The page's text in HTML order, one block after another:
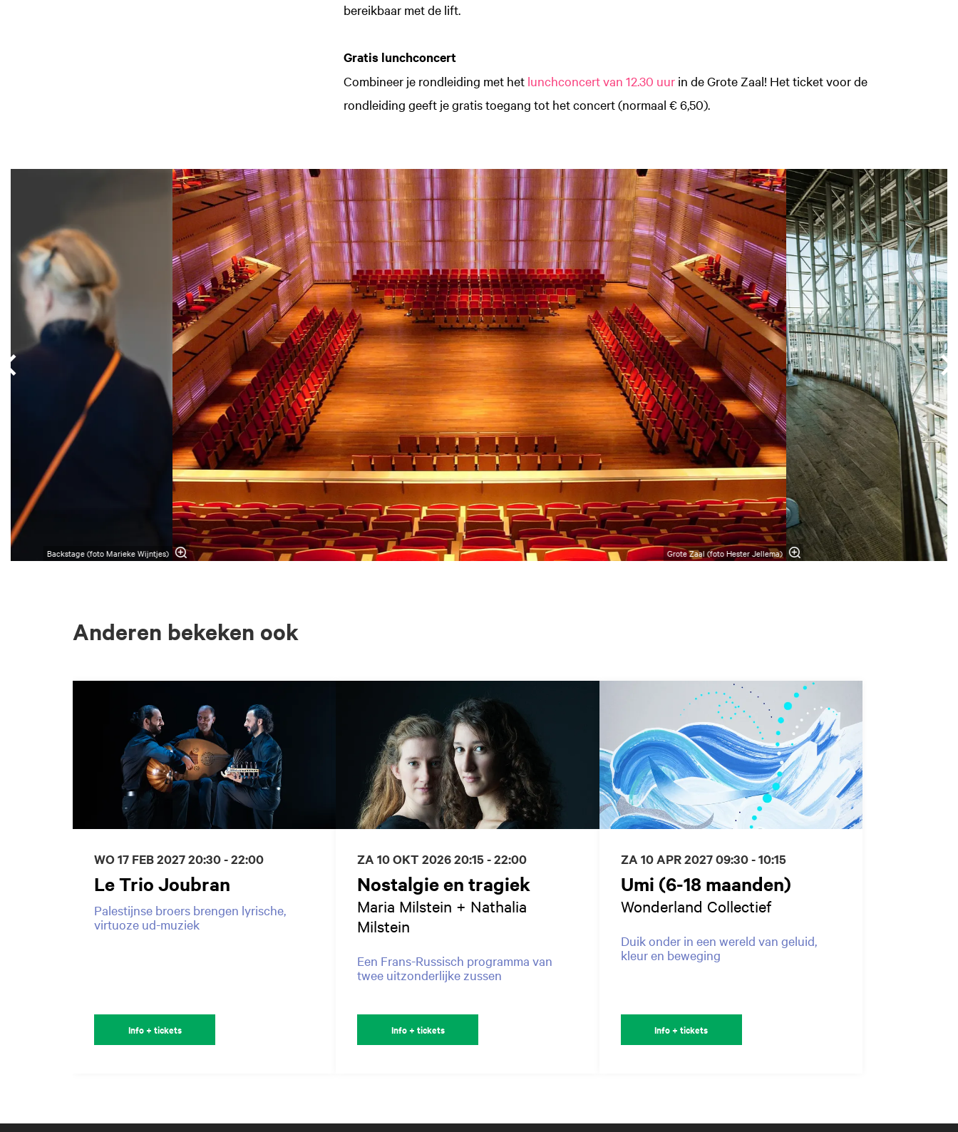
bereikbaar met de lift.
Gratis lunchconcert
Combineer je rondleiding met het lunchconcert van 12.30 uur in de Grote Zaal! Het ticket voor de
rondleiding geeft je gratis toegang tot het concert (normaal € 6,50).
Backstage (foto Marieke Wijntjes) Grote Zaal (foto Hester Jellema)
Anderen bekeken ook
Le Trio Joubran
Palestijnse broers brengen lyrische,
virtuoze ud-muziek
WO 17 FEB 202720:30 - 22:00
Info + tickets
Nostalgie en tragiek
Maria Milstein + Nathalia
Milstein
Een Frans-Russisch programma van
twee uitzonderlijke zussen
ZA 10 OKT 202620:15 - 22:00
Info + tickets
Umi (6-18 maanden)
Wonderland Collectief
Duik onder in een wereld van geluid,
kleur en beweging
ZA 10 APR 202709:30 - 10:15
Info + tickets